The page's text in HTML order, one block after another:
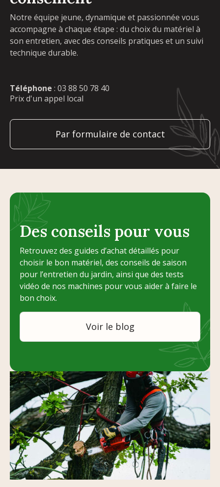
Notre équipe jeune, dynamique et passionnée vous
accompagne à chaque étape : du choix du matériel à
son entretien, avec des conseils pratiques et un suivi
technique durable.
Téléphone : 03 88 50 78 40
Prix d'un appel local
Par formulaire de contact
Des conseils pour vous
Retrouvez des guides d’achat détaillés pour
choisir le bon matériel, des conseils de saison
pour l’entretien du jardin, ainsi que des tests
vidéo de nos machines pour vous aider à faire le
bon choix.
Voir le blog